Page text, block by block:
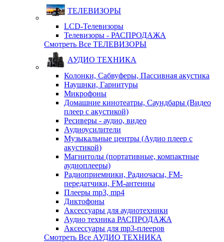
ТЕЛЕВИЗОРЫ
LCD-Телевизоры
Телевизоры - РАСПРОДАЖА
Смотреть Все ТЕЛЕВИЗОРЫ
АУДИО ТЕХНИКА
Колонки, Сабвуферы, Пассивная акустика
Наушнки, Гарнитуры
Микрофоны
Домашние кинотеатры, Саундбары (Видео
плеер с акустикой)
Ресиверы - аудио, видео
Аудиоусилители
Музыкальные центры (Аудио плеер с
акустикой)
Магнитолы (портативные, компактные
аудиоплееры)
Радиоприемники, Радиочасы, FM-
передатчики, FM-антенны
Плееры mp3, mp4
Диктофоны
Аксессуары для аудиотехники
Аудио техника РАСПРОДАЖА
Аксессуары для mp3-плееров
Смотреть Все АУДИО ТЕХНИКА